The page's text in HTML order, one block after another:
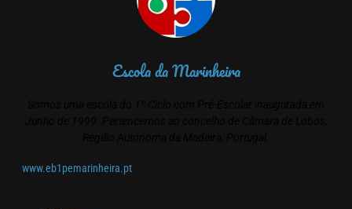
Escola da Marinheira
www.eb1pemarinheira.pt